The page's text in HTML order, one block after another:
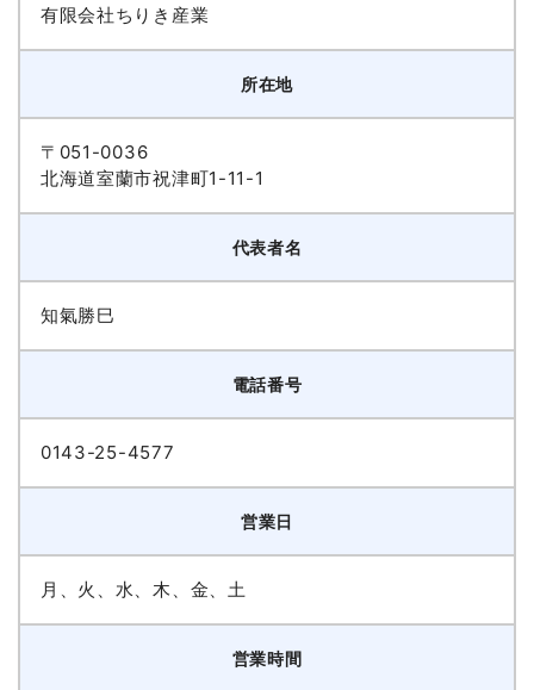
有限会社ちりき産業
所在地
〒051-0036
北海道室蘭市祝津町1-11-1
代表者名
知氣勝巳
電話番号
0143-25-4577
営業日
月、火、水、木、金、土
営業時間